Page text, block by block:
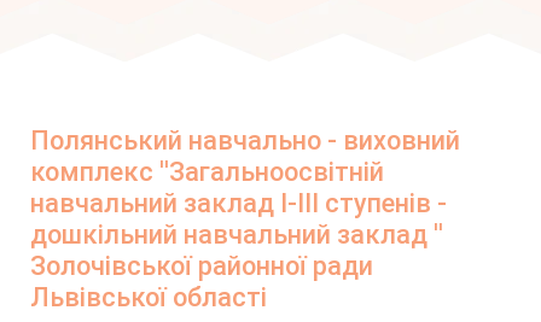
Полянський навчально - виховний
комплекс ''Загальноосвітній
навчальний заклад І-ІІІ ступенів -
дошкільний навчальний заклад ''
Золочівської районної ради
Львівської області